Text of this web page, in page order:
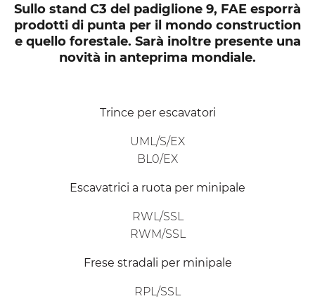
Sullo stand C3 del padiglione 9, FAE esporrà
prodotti di punta per il mondo construction
e quello forestale. Sarà inoltre presente una
novità in anteprima mondiale.
Trince per escavatori
UML/S/EX
BL0/EX
Escavatrici a ruota per minipale
RWL/SSL
RWM/SSL
Frese stradali per minipale
RPL/SSL